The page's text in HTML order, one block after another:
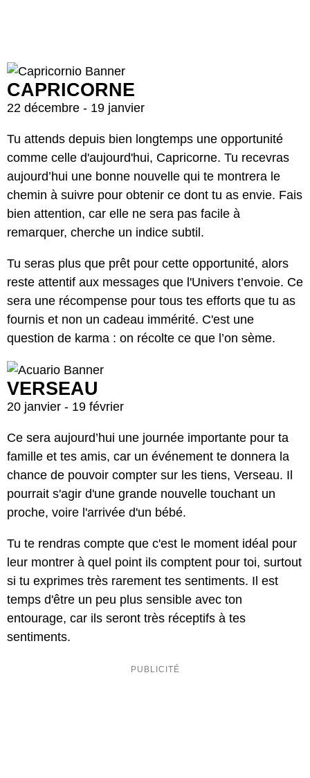
CAPRICORNE
22 décembre - 19 janvier
Tu attends depuis bien longtemps une opportunité
comme celle d'aujourd'hui, Capricorne. Tu recevras
aujourd’hui une bonne nouvelle qui te montrera le
chemin à suivre pour obtenir ce dont tu as envie. Fais
bien attention, car elle ne sera pas facile à
remarquer, cherche un indice subtil.
Tu seras plus que prêt pour cette opportunité, alors
reste attentif aux messages que l'Univers t’envoie. Ce
sera une récompense pour tous tes efforts que tu as
fournis et non un cadeau immérité. C'est une
question de karma : on récolte ce que l’on sème.
VERSEAU
20 janvier - 19 février
Ce sera aujourd’hui une journée importante pour ta
famille et tes amis, car un événement te donnera la
chance de pouvoir compter sur les tiens, Verseau. Il
pourrait s'agir d'une grande nouvelle touchant un
proche, voire l'arrivée d'un bébé.
Tu te rendras compte que c'est le moment idéal pour
leur montrer à quel point ils comptent pour toi, surtout
si tu exprimes très rarement tes sentiments. Il est
temps d'être un peu plus sensible avec ton
entourage, car ils seront très réceptifs à tes
sentiments.